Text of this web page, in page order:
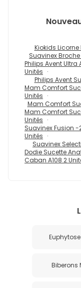
Kiokids Licorne
Suavinex
Philips Avent Ultra
Unités
Philips Avent
Mam Comfort
Unités
Mam Comfort
Mam Comfort
Unités
Suavinex Fusion -
Unités
Suavinex
Dodie Sucette
Caban A108 2
Biberons